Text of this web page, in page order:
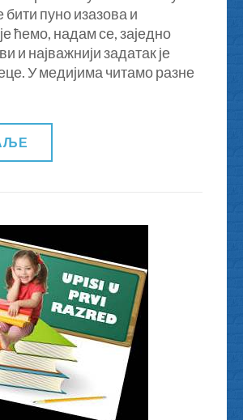
године
пуно изазова и
ћемо, надам се, заједно
и најважнији задатак је
У медијима читамо разне